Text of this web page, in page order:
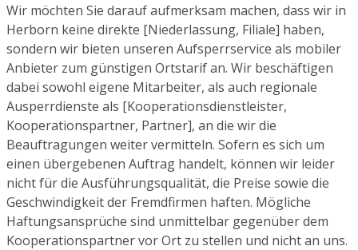
Wir möchten Sie darauf aufmerksam machen, dass wir in
Herborn keine direkte [Niederlassung, Filiale] haben,
sondern wir bieten unseren Aufsperrservice als mobiler
Anbieter zum günstigen Ortstarif an. Wir beschäftigen
dabei sowohl eigene Mitarbeiter, als auch regionale
Ausperrdienste als [Kooperationsdienstleister,
Kooperationspartner, Partner], an die wir die
Beauftragungen weiter vermitteln. Sofern es sich um
einen übergebenen Auftrag handelt, können wir leider
nicht für die Ausführungsqualität, die Preise sowie die
Geschwindigkeit der Fremdfirmen haften. Mögliche
Haftungsansprüche sind unmittelbar gegenüber dem
Kooperationspartner vor Ort zu stellen und nicht an uns.